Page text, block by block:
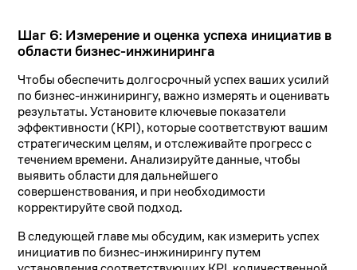
Шаг 6: Измерение и оценка успеха инициатив в
области бизнес-инжиниринга
Чтобы обеспечить долгосрочный успех ваших усилий
по бизнес-инжинирингу, важно измерять и оценивать
результаты. Установите ключевые показатели
эффективности (KPI), которые соответствуют вашим
стратегическим целям, и отслеживайте прогресс с
течением времени. Анализируйте данные, чтобы
выявить области для дальнейшего
совершенствования, и при необходимости
корректируйте свой подход.
В следующей главе мы обсудим, как измерить успех
инициатив по бизнес-инжинирингу путем